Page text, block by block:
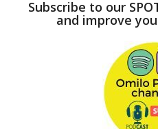
Subscribe to our
and improve